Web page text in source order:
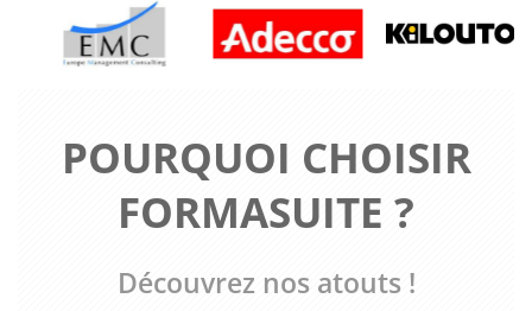
POURQUOI CHOISIR
FORMASUITE ?
Découvrez nos atouts !